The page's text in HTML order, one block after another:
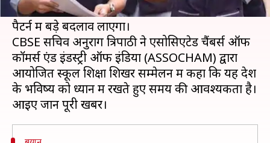
देने के लिए 2023 तक 10वीं और 12वीं के प्रश्न पत्रों के
पैटर्न में बड़े बदलाव लाएगा।
CBSE सचिव अनुराग त्रिपाठी ने एसोसिएटेड चैंबर्स ऑफ
कॉमर्स एंड इंडस्ट्री ऑफ इंडिया (ASSOCHAM) द्वारा
आयोजित स्कूल शिक्षा शिखर सम्मेलन में कहा कि यह देश
के भविष्य को ध्यान में रखते हुए समय की आवश्यकता है।